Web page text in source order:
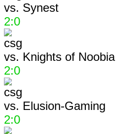
vs. Synest
2:0
vs. Knights of Noobia
2:0
vs. Elusion-Gaming
2:0